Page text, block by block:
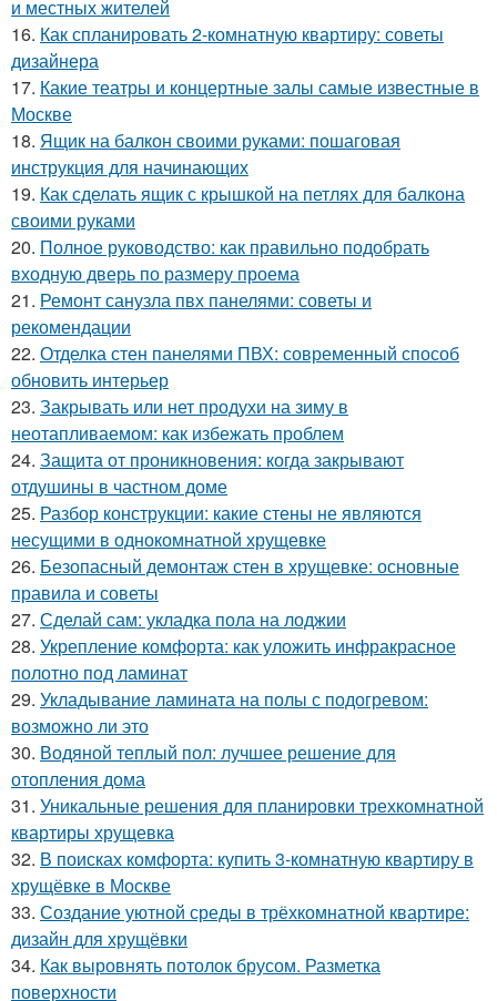
и местных жителей
16. Как спланировать 2-комнатную квартиру: советы
дизайнера
17. Какие театры и концертные залы самые известные в
Москве
18. Ящик на балкон своими руками: пошаговая
инструкция для начинающих
19. Как сделать ящик с крышкой на петлях для балкона
своими руками
20. Полное руководство: как правильно подобрать
входную дверь по размеру проема
21. Ремонт санузла пвх панелями: советы и
рекомендации
22. Отделка стен панелями ПВХ: современный способ
обновить интерьер
23. Закрывать или нет продухи на зиму в
неотапливаемом: как избежать проблем
24. Защита от проникновения: когда закрывают
отдушины в частном доме
25. Разбор конструкции: какие стены не являются
несущими в однокомнатной хрущевке
26. Безопасный демонтаж стен в хрущевке: основные
правила и советы
27. Сделай сам: укладка пола на лоджии
28. Укрепление комфорта: как уложить инфракрасное
полотно под ламинат
29. Укладывание ламината на полы с подогревом:
возможно ли это
30. Водяной теплый пол: лучшее решение для
отопления дома
31. Уникальные решения для планировки трехкомнатной
квартиры хрущевка
32. В поисках комфорта: купить 3-комнатную квартиру в
хрущёвке в Москве
33. Создание уютной среды в трёхкомнатной квартире:
дизайн для хрущёвки
34. Как выровнять потолок брусом. Разметка
поверхности